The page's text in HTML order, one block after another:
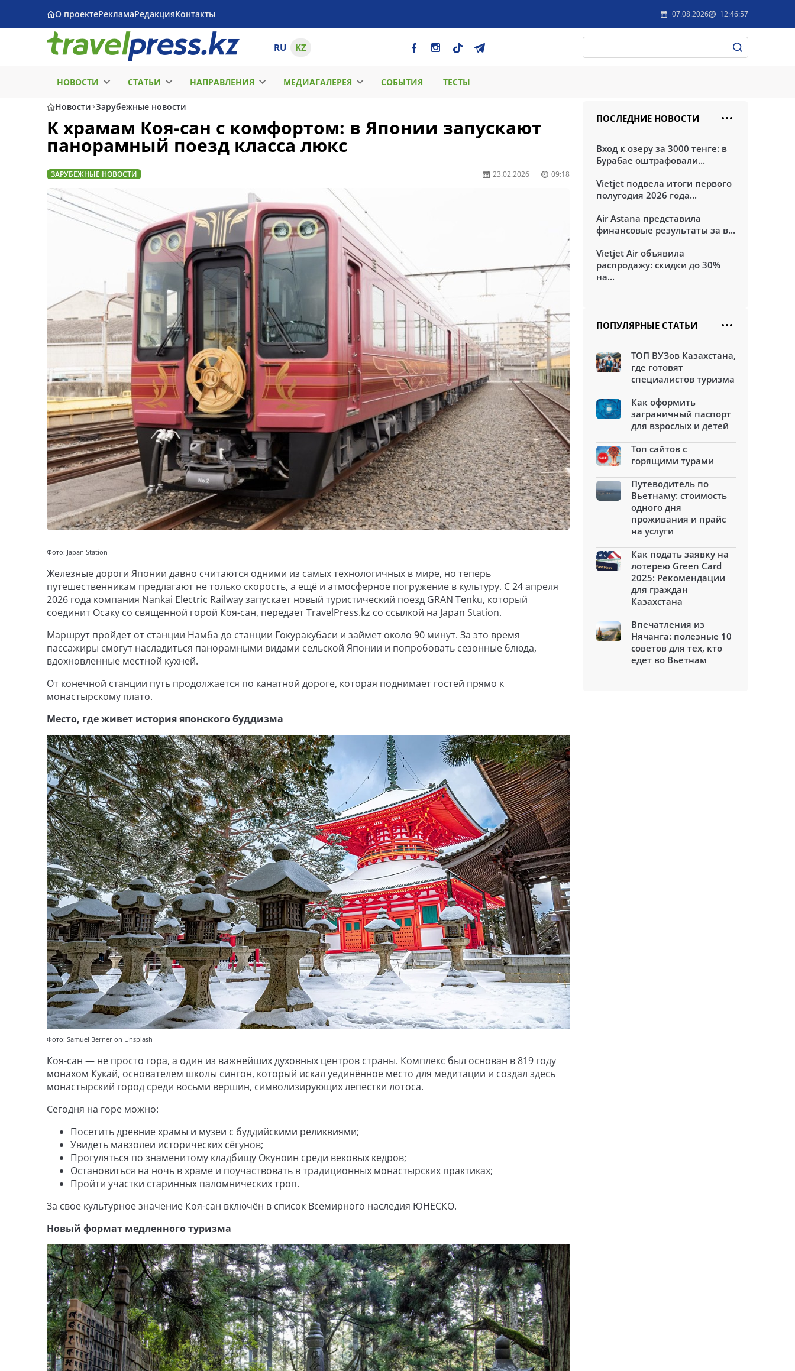
О проектеРекламаРедакцияКонтакты 07.08.2026 12:46:57
RU KZ
НОВОСТИ СТАТЬИ НАПРАВЛЕНИЯ МЕДИАГАЛЕРЕЯ СОБЫТИЯ ТЕСТЫ
Новости Зарубежные новости
К храмам Коя-сан с комфортом: в Японии запускают
панорамный поезд класса люкс
ЗАРУБЕЖНЫЕ НОВОСТИ 23.02.2026 09:18
Фото: Japan Station
Железные дороги Японии давно считаются одними из самых технологичных в мире, но теперь
путешественникам предлагают не только скорость, а ещё и атмосферное погружение в культуру. С 24 апреля
2026 года компания Nankai Electric Railway запускает новый туристический поезд GRAN Tenku, который
соединит Осаку со священной горой Коя-сан, передает TravelPress.kz со ссылкой на Japan Station.
Маршрут пройдет от станции Намба до станции Гокуракубаси и займет около 90 минут. За это время
пассажиры смогут насладиться панорамными видами сельской Японии и попробовать сезонные блюда,
вдохновленные местной кухней.
От конечной станции путь продолжается по канатной дороге, которая поднимает гостей прямо к
монастырскому плато.
Место, где живет история японского буддизма
Фото: Samuel Berner on Unsplash
Коя-сан — не просто гора, а один из важнейших духовных центров страны. Комплекс был основан в 819 году
монахом Кукай, основателем школы сингон, который искал уединённое место для медитации и создал здесь
монастырский город среди восьми вершин, символизирующих лепестки лотоса.
Сегодня на горе можно:
Посетить древние храмы и музеи с буддийскими реликвиями;
Увидеть мавзолеи исторических сёгунов;
Прогуляться по знаменитому кладбищу Окуноин среди вековых кедров;
Остановиться на ночь в храме и поучаствовать в традиционных монастырских практиках;
Пройти участки старинных паломнических троп.
За свое культурное значение Коя-сан включён в список Всемирного наследия ЮНЕСКО.
Новый формат медленного туризма
ПОСЛЕДНИЕ НОВОСТИ
Вход к озеру за 3000 тенге: в
Бурабае оштрафовали...
Vietjet подвела итоги первого
полугодия 2026 года...
Air Astana представила
финансовые результаты за в...
Vietjet Air объявила
распродажу: скидки до 30%
на...
ПОПУЛЯРНЫЕ СТАТЬИ
ТОП ВУЗов Казахстана,
где готовят
специалистов туризма
Как оформить
заграничный паспорт
для взрослых и детей
Топ сайтов с
горящими турами
Путеводитель по
Вьетнаму: стоимость
одного дня
проживания и прайс
на услуги
Как подать заявку на
лотерею Green Card
2025: Рекомендации
для граждан
Казахстана
Впечатления из
Нячанга: полезные 10
советов для тех, кто
едет во Вьетнам